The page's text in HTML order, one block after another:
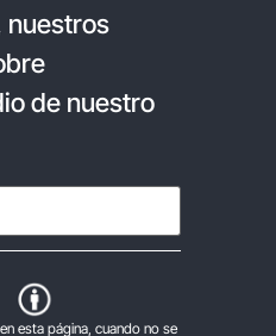
nuestros
de nuestro
esta página, cuando no se